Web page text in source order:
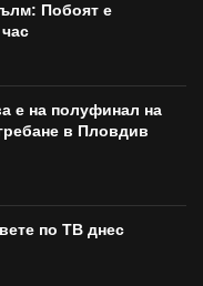
Побоят е
е на полуфинал на
в Пловдив
по ТВ днес